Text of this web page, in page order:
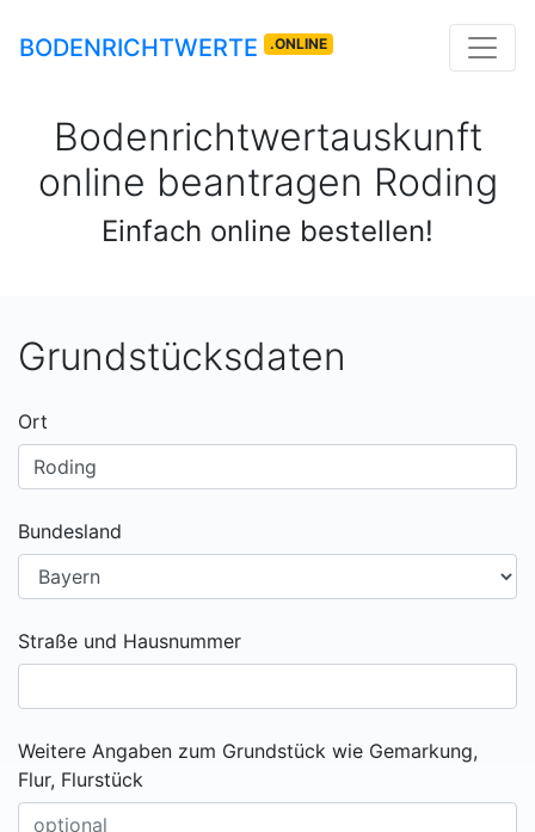
BODENRICHTWERTE .ONLINE
Bodenrichtwertauskunft
online beantragen Roding
Einfach online bestellen!
Grundstücksdaten
Ort
Bundesland
Straße und Hausnummer
Weitere Angaben zum Grundstück wie Gemarkung,
Flur, Flurstück